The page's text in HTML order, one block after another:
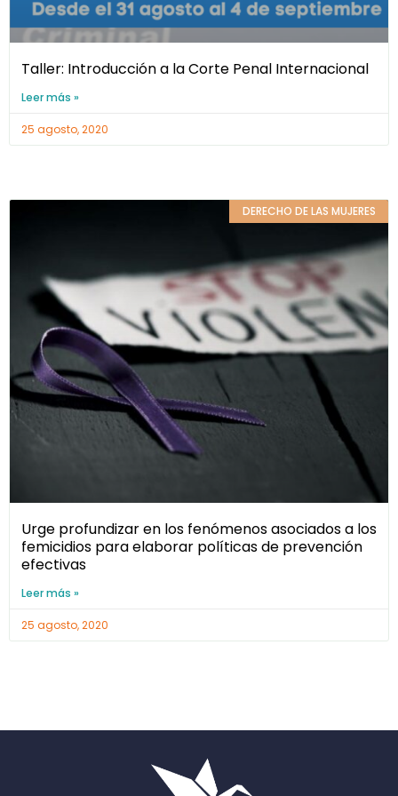
Taller: Introducción a la Corte Penal Internacional
Leer más »
25 agosto, 2020
DERECHO DE LAS MUJERES
Urge profundizar en los fenómenos asociados a los
femicidios para elaborar políticas de prevención
efectivas
Leer más »
25 agosto, 2020